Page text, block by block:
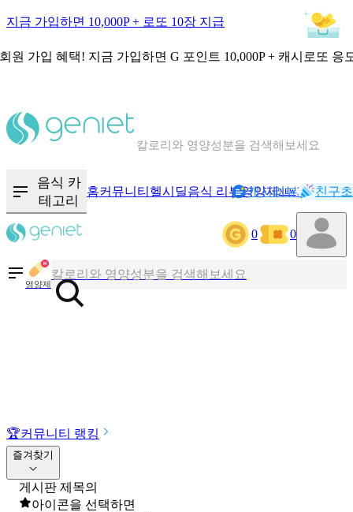
지금 가입하면 10,000P + 로또 10장 지급
원 가입 혜택! 지금 가입하면 G 포인트 10,000P + 캐시로또 응
칼로리와 영양성분을 검색해보세요
음식 카
테고리
홈커뮤니티 헬시딜음식 리뷰영양제NEW기록
캐시리뷰 친구
0 0
영양제
칼로리와 영양성분을 검색해보세요
혈당 · 다이어트 음식 검색해보세요
🏆커뮤니티 랭킹
즐겨찾기
게시판 제목의
아이콘을 선택하면